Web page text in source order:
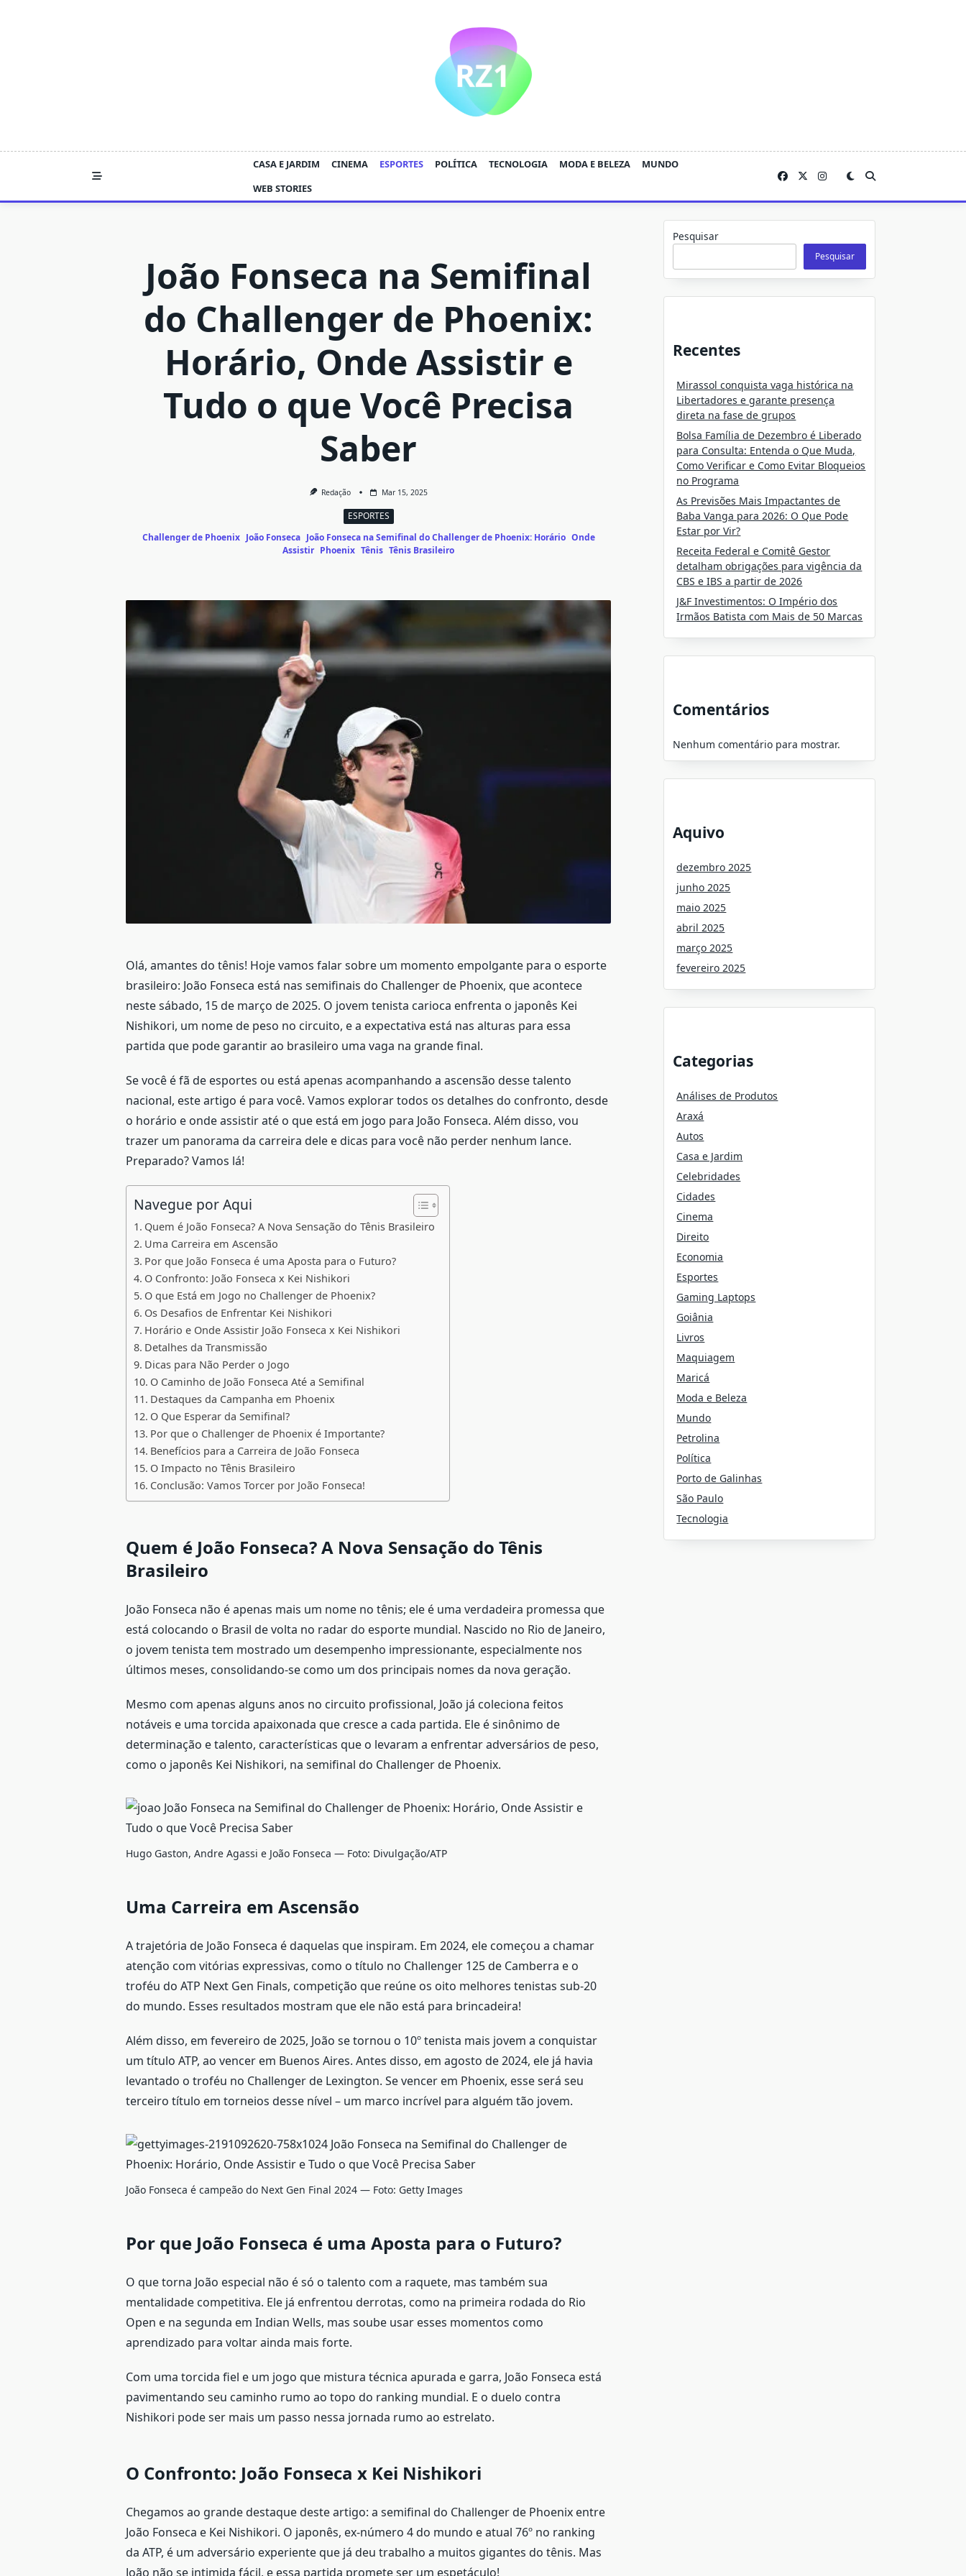
CASA E JARDIM CINEMA ESPORTES POLÍTICA TECNOLOGIA MODA E BELEZA
MUNDO
WEB STORIES
João Fonseca na Semifinal
do Challenger de Phoenix:
Horário, Onde Assistir e
Tudo o que Você Precisa
Saber
Redação Mar 15, 2025
ESPORTES
Challenger de Phoenix João Fonseca João Fonseca na Semifinal do Challenger de Phoenix: Horário Onde
Assistir Phoenix Tênis Tênis Brasileiro
Olá, amantes do tênis! Hoje vamos falar sobre um momento empolgante para o esporte
brasileiro: João Fonseca está nas semifinais do Challenger de Phoenix, que acontece
neste sábado, 15 de março de 2025. O jovem tenista carioca enfrenta o japonês Kei
Nishikori, um nome de peso no circuito, e a expectativa está nas alturas para essa
partida que pode garantir ao brasileiro uma vaga na grande final.
Se você é fã de esportes ou está apenas acompanhando a ascensão desse talento
nacional, este artigo é para você. Vamos explorar todos os detalhes do confronto, desde
o horário e onde assistir até o que está em jogo para João Fonseca. Além disso, vou
trazer um panorama da carreira dele e dicas para você não perder nenhum lance.
Preparado? Vamos lá!
Navegue por Aqui
Quem é João Fonseca? A Nova Sensação do Tênis Brasileiro
Uma Carreira em Ascensão
Por que João Fonseca é uma Aposta para o Futuro?
O Confronto: João Fonseca x Kei Nishikori
O que Está em Jogo no Challenger de Phoenix?
Os Desafios de Enfrentar Kei Nishikori
Horário e Onde Assistir João Fonseca x Kei Nishikori
Detalhes da Transmissão
Dicas para Não Perder o Jogo
O Caminho de João Fonseca Até a Semifinal
Destaques da Campanha em Phoenix
O Que Esperar da Semifinal?
Por que o Challenger de Phoenix é Importante?
Benefícios para a Carreira de João Fonseca
O Impacto no Tênis Brasileiro
Conclusão: Vamos Torcer por João Fonseca!
Quem é João Fonseca? A Nova Sensação do Tênis
Brasileiro
João Fonseca não é apenas mais um nome no tênis; ele é uma verdadeira promessa que
está colocando o Brasil de volta no radar do esporte mundial. Nascido no Rio de Janeiro,
o jovem tenista tem mostrado um desempenho impressionante, especialmente nos
últimos meses, consolidando-se como um dos principais nomes da nova geração.
Mesmo com apenas alguns anos no circuito profissional, João já coleciona feitos
notáveis e uma torcida apaixonada que cresce a cada partida. Ele é sinônimo de
determinação e talento, características que o levaram a enfrentar adversários de peso,
como o japonês Kei Nishikori, na semifinal do Challenger de Phoenix.
Hugo Gaston, Andre Agassi e João Fonseca — Foto: Divulgação/ATP
Uma Carreira em Ascensão
A trajetória de João Fonseca é daquelas que inspiram. Em 2024, ele começou a chamar
atenção com vitórias expressivas, como o título no Challenger 125 de Camberra e o
troféu do ATP Next Gen Finals, competição que reúne os oito melhores tenistas sub-20
do mundo. Esses resultados mostram que ele não está para brincadeira!
Além disso, em fevereiro de 2025, João se tornou o 10º tenista mais jovem a conquistar
um título ATP, ao vencer em Buenos Aires. Antes disso, em agosto de 2024, ele já havia
levantado o troféu no Challenger de Lexington. Se vencer em Phoenix, esse será seu
terceiro título em torneios desse nível – um marco incrível para alguém tão jovem.
João Fonseca é campeão do Next Gen Final 2024 — Foto: Getty Images
Por que João Fonseca é uma Aposta para o Futuro?
O que torna João especial não é só o talento com a raquete, mas também sua
mentalidade competitiva. Ele já enfrentou derrotas, como na primeira rodada do Rio
Open e na segunda em Indian Wells, mas soube usar esses momentos como
aprendizado para voltar ainda mais forte.
Com uma torcida fiel e um jogo que mistura técnica apurada e garra, João Fonseca está
pavimentando seu caminho rumo ao topo do ranking mundial. E o duelo contra
Nishikori pode ser mais um passo nessa jornada rumo ao estrelato.
O Confronto: João Fonseca x Kei Nishikori
Chegamos ao grande destaque deste artigo: a semifinal do Challenger de Phoenix entre
João Fonseca e Kei Nishikori. O japonês, ex-número 4 do mundo e atual 76º no ranking
da ATP, é um adversário experiente que já deu trabalho a muitos gigantes do tênis. Mas
João não se intimida fácil, e essa partida promete ser um espetáculo!
Pesquisar
Pesquisar
Recentes
Mirassol conquista vaga histórica na
Libertadores e garante presença
direta na fase de grupos
Bolsa Família de Dezembro é Liberado
para Consulta: Entenda o Que Muda,
Como Verificar e Como Evitar Bloqueios
no Programa
As Previsões Mais Impactantes de
Baba Vanga para 2026: O Que Pode
Estar por Vir?
Receita Federal e Comitê Gestor
detalham obrigações para vigência da
CBS e IBS a partir de 2026
J&F Investimentos: O Império dos
Irmãos Batista com Mais de 50 Marcas
Comentários
Nenhum comentário para mostrar.
Aquivo
dezembro 2025
junho 2025
maio 2025
abril 2025
março 2025
fevereiro 2025
Categorias
Análises de Produtos
Araxá
Autos
Casa e Jardim
Celebridades
Cidades
Cinema
Direito
Economia
Esportes
Gaming Laptops
Goiânia
Livros
Maquiagem
Maricá
Moda e Beleza
Mundo
Petrolina
Política
Porto de Galinhas
São Paulo
Tecnologia